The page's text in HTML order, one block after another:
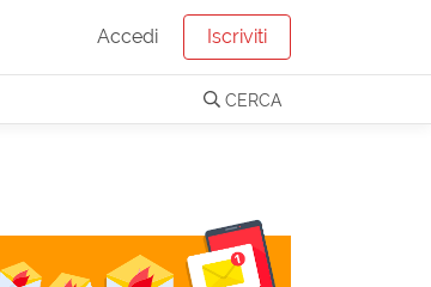
Accedi Iscriviti
CERCA